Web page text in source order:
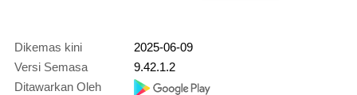
Dikemas kini
2025-06-09
Versi Semasa
9.42.1.2
Ditawarkan Oleh